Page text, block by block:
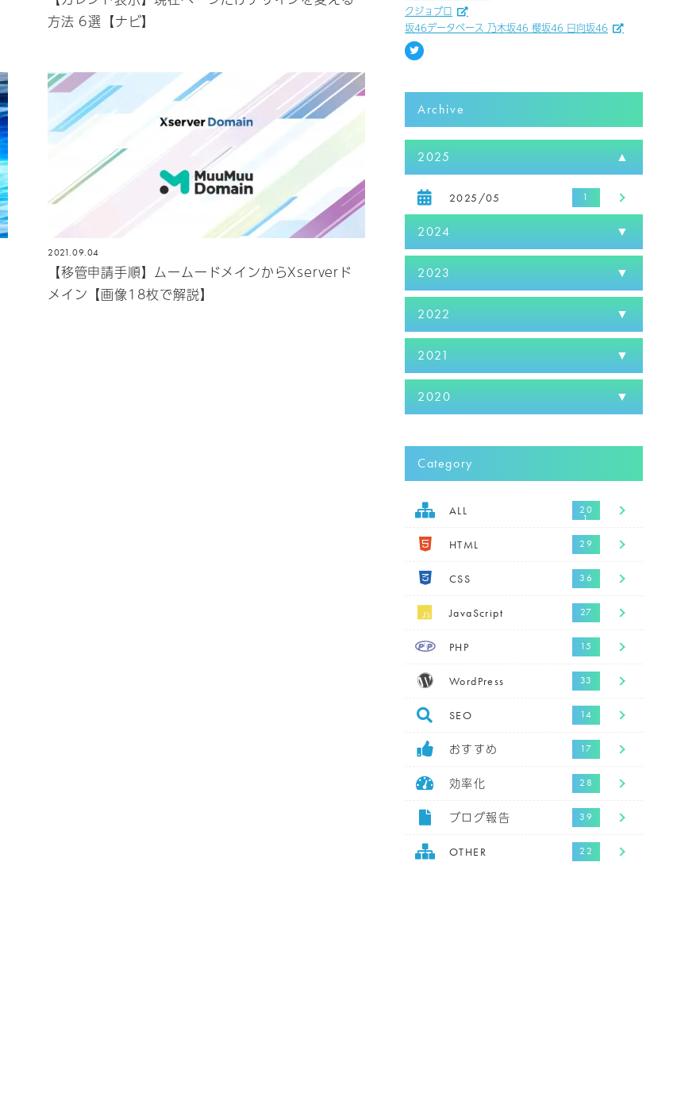
方法 6選【ナビ】
2021.09.04
【移管申請手順】ムームードメインからXserverド
メイン【画像18枚で解説】
クジョブロ
坂46データベース 乃木坂46 櫻坂46 日向坂46
Archive
2025
2025/05
2024
2023
2022
2021
2020
Category
ALL
HTML
CSS
JavaScript
PHP
WordPress
SEO
おすすめ
効率化
ブログ報告
OTHER